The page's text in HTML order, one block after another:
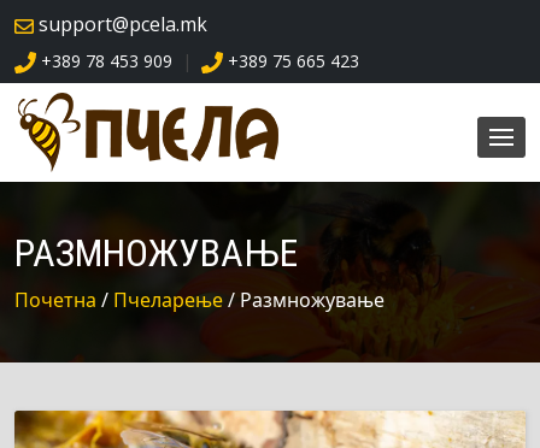
skip
navigation
support@pcela.mk
+389 78 453 909 | +389 75 665 423
РАЗМНОЖУВАЊЕ
Почетна / Пчеларење/ Размножување